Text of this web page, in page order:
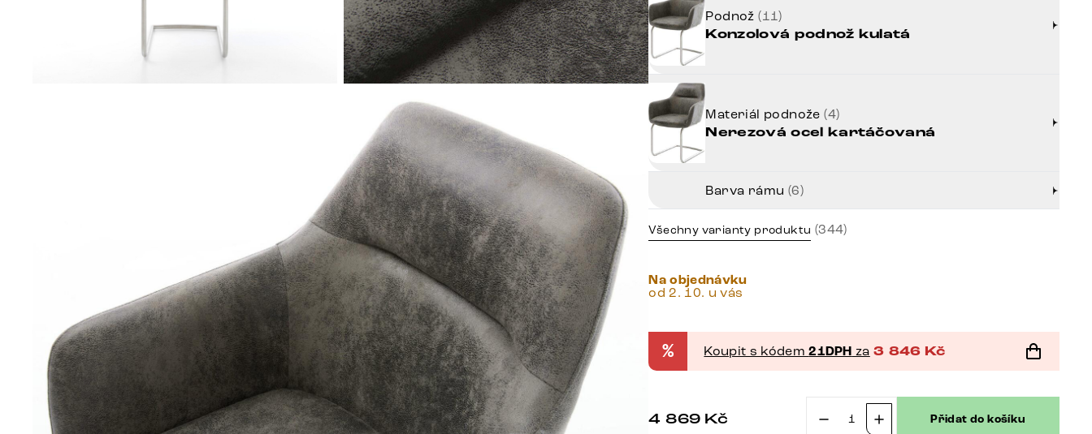
Podnož(11)
Konzolová podnož kulatá
Materiál podnože(4)
Nerezová ocel kartáčovaná
Barva rámu (6)
Všechny varianty produktu (344)
Na objednávku
od 2. 10. u vás
% Koupit s kódem21DPH za 3 846 Kč
4 869 Kč Přidat do košíku